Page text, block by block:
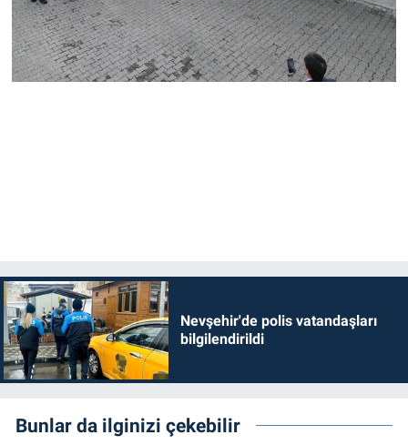
Nevşehir'de polis vatandaşları
bilgilendirildi
Bunlar da ilginizi çekebilir